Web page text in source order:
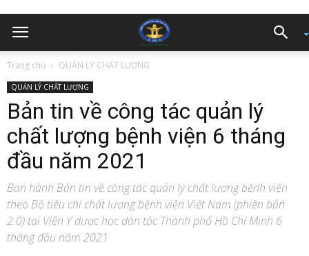
Trang chủ QUẢN LÝ CHẤT LƯỢNG
QUẢN LÝ CHẤT LƯỢNG
Bản tin về công tác quản lý
chất lượng bệnh viện 6 tháng
đầu năm 2021
Ban hành Bản tin về công tác quản lý chất lượng bệnh viện
theo Bộ tiêu chí chất lượng bệnh viện Việt Nam (phiên bản
2.0) tại Viện Y dược học dân tộc Thành phố Hồ Chí Minh 6
tháng đầu năm 2021